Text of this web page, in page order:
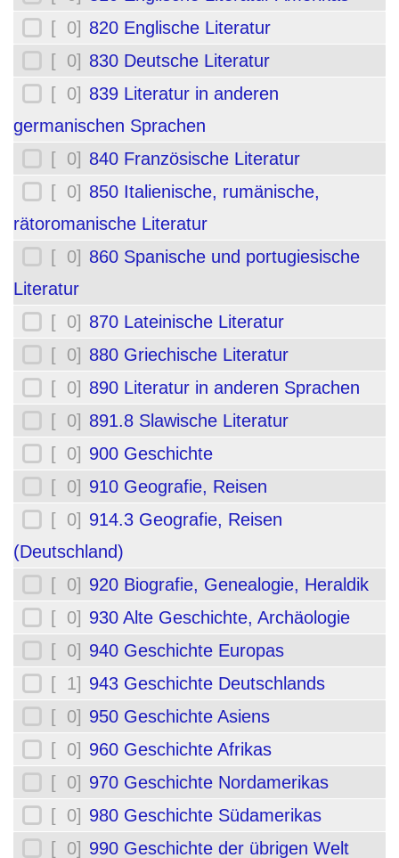
[ 0] 820 Englische Literatur
[ 0] 830 Deutsche Literatur
[ 0] 839 Literatur in anderen
germanischen Sprachen
[ 0] 840 Französische Literatur
[ 0] 850 Italienische, rumänische,
rätoromanische Literatur
[ 0] 860 Spanische und portugiesische
Literatur
[ 0] 870 Lateinische Literatur
[ 0] 880 Griechische Literatur
[ 0] 890 Literatur in anderen Sprachen
[ 0] 891.8 Slawische Literatur
[ 0] 900 Geschichte
[ 0] 910 Geografie, Reisen
[ 0] 914.3 Geografie, Reisen
(Deutschland)
[ 0] 920 Biografie, Genealogie, Heraldik
[ 0] 930 Alte Geschichte, Archäologie
[ 0] 940 Geschichte Europas
[ 1] 943 Geschichte Deutschlands
[ 0] 950 Geschichte Asiens
[ 0] 960 Geschichte Afrikas
[ 0] 970 Geschichte Nordamerikas
[ 0] 980 Geschichte Südamerikas
[ 0] 990 Geschichte der übrigen Welt